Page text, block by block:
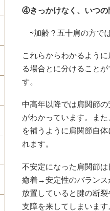
④きっかけなく、いつの
⇨加齢？五十肩の方で
これらからわかるよう
る場合とに分けること
す。
中高年以降では肩関節
がわかっています。ま
を補うように肩関節自
れます。
不安定になった肩関節
癒着→安定性のバランス
放置していると腱の断
支障を来してしまいます